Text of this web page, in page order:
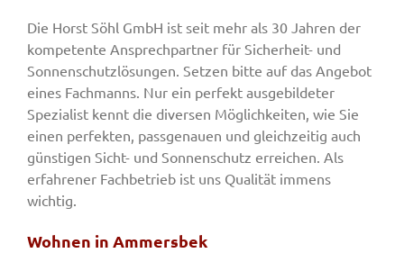
Die Horst Söhl GmbH ist seit mehr als 30 Jahren der
kompetente Ansprechpartner für Sicherheit- und
Sonnenschutzlösungen. Setzen bitte auf das Angebot
eines Fachmanns. Nur ein perfekt ausgebildeter
Spezialist kennt die diversen Möglichkeiten, wie Sie
einen perfekten, passgenauen und gleichzeitig auch
günstigen Sicht- und Sonnenschutz erreichen. Als
erfahrener Fachbetrieb ist uns Qualität immens
wichtig.
Wohnen in Ammersbek